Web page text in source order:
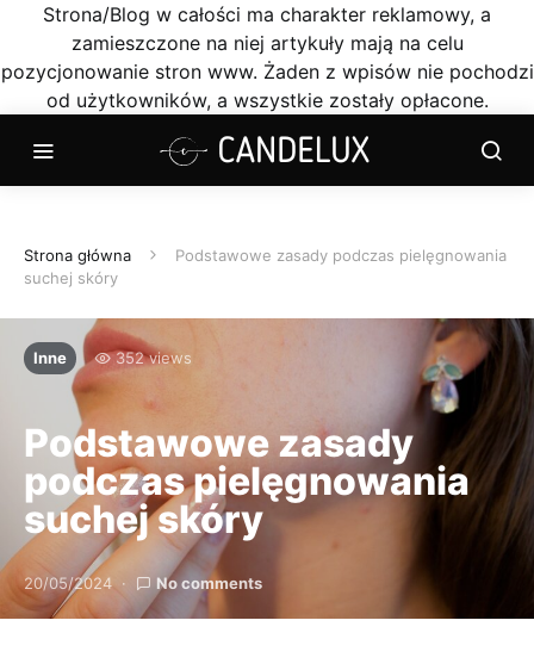
Strona/Blog w całości ma charakter reklamowy, a
zamieszczone na niej artykuły mają na celu
pozycjonowanie stron www. Żaden z wpisów nie pochodzi
od użytkowników, a wszystkie zostały opłacone.
Strona główna
Podstawowe zasady podczas pielęgnowania
suchej skóry
Inne 352 views
Podstawowe zasady
podczas pielęgnowania
suchej skóry
20/05/2024 No comments